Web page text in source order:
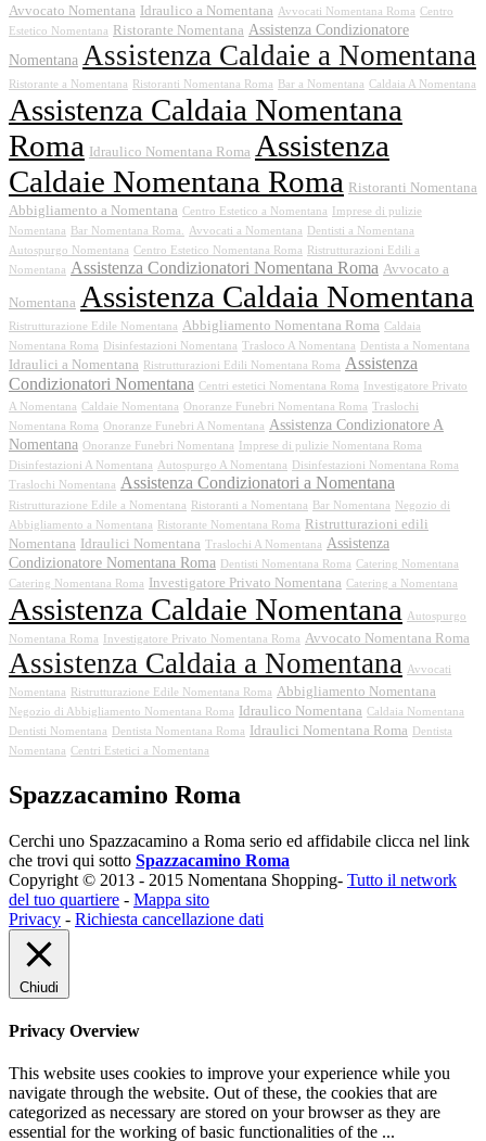
Avvocato Nomentana Idraulico a Nomentana Avvocati Nomentana Roma Centro
Estetico Nomentana
Ristorante Nomentana Assistenza Condizionatore
Nomentana Assistenza Caldaie a Nomentana
Ristorante a Nomentana Ristoranti Nomentana Roma Bar a Nomentana Caldaia A Nomentana
Assistenza Caldaia Nomentana
Roma
Idraulico Nomentana Roma Assistenza
Caldaie Nomentana Roma
Ristoranti Nomentana
Abbigliamento a Nomentana Centro Estetico a Nomentana
Imprese di pulizie
Nomentana
Bar Nomentana Roma. Avvocati a Nomentana
Dentisti a Nomentana
Autospurgo Nomentana Centro Estetico Nomentana Roma
Ristrutturazioni Edili a
Nomentana Assistenza Condizionatori Nomentana Roma Avvocato a
Nomentana Assistenza Caldaia Nomentana
Ristrutturazione Edile Nomentana Abbigliamento Nomentana Roma Caldaia
Nomentana Roma
Disinfestazioni Nomentana Trasloco A Nomentana Dentista a Nomentana
Idraulici a Nomentana Ristrutturazioni Edili Nomentana Roma Assistenza
Condizionatori Nomentana Centri estetici Nomentana Roma
Investigatore Privato
A Nomentana Caldaie Nomentana Onoranze Funebri Nomentana Roma Traslochi
Nomentana Roma Onoranze Funebri A Nomentana Assistenza Condizionatore A
Nomentana Onoranze Funebri Nomentana
Imprese di pulizie Nomentana Roma
Disinfestazioni A Nomentana Autospurgo A Nomentana
Disinfestazioni Nomentana Roma
Traslochi Nomentana Assistenza Condizionatori a Nomentana
Ristrutturazione Edile a Nomentana Ristoranti a Nomentana Bar Nomentana
Negozio di
Abbigliamento a Nomentana
Ristorante Nomentana Roma
Ristrutturazioni edili
Nomentana Idraulici Nomentana Traslochi A Nomentana Assistenza
Condizionatore Nomentana Roma
Dentisti Nomentana Roma Catering Nomentana
Catering Nomentana Roma
Investigatore Privato Nomentana Catering a Nomentana
Assistenza Caldaie Nomentana
Autospurgo
Nomentana Roma
Investigatore Privato Nomentana Roma Avvocato Nomentana Roma
Assistenza Caldaia a Nomentana Avvocati
Nomentana
Ristrutturazione Edile Nomentana Roma Abbigliamento Nomentana
Negozio di Abbigliamento Nomentana Roma Idraulico Nomentana Caldaia Nomentana
Dentisti Nomentana
Dentista Nomentana Roma Idraulici Nomentana Roma
Dentista
Nomentana Centri Estetici a Nomentana
Spazzacamino Roma
Cerchi uno Spazzacamino a Roma serio ed affidabile clicca nel link
che trovi qui sotto Spazzacamino Roma
Copyright © 2013 - 2015 Nomentana Shopping- Tutto il network
del tuo quartiere - Mappa sito
Privacy - Richiesta cancellazione dati
Chiudi
Privacy Overview
This website uses cookies to improve your experience while you
navigate through the website. Out of these, the cookies that are
categorized as necessary are stored on your browser as they are
essential for the working of basic functionalities of the ...